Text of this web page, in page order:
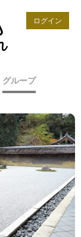
ログイン
グループ